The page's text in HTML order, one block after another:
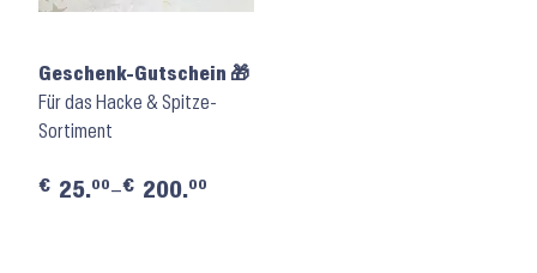
Geschenk-Gutschein 🎁
Für das Hacke & Spitze-
Sortiment
€ 25.00–€ 200.00